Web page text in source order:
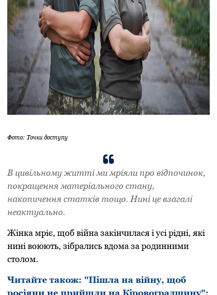
Фото: Точки доступу
В цивільному житті ми мріяли про відпочинок,
покращення матеріального стану,
накопичення статків тощо. Нині це взагалі
неактуально.
Жінка мріє, щоб війна закінчилася і усі рідні, які
нині воюють, зібрались вдома за родинними
столом.
Читайте також: "Пішла на війну, щоб
росіяни не прийшли на Кіровоградщину":